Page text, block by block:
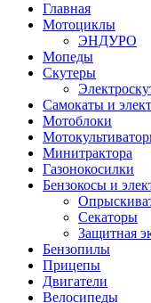
Главная
Мотоциклы
ЭНДУРО
Мопеды
Скутеры
Самокаты и
Мотоблоки
Минитрактора
Газонокосилки
Бензокосы и
Секаторы
Защитная
Бензопилы
Прицепы
Двигатели
Велосипеды